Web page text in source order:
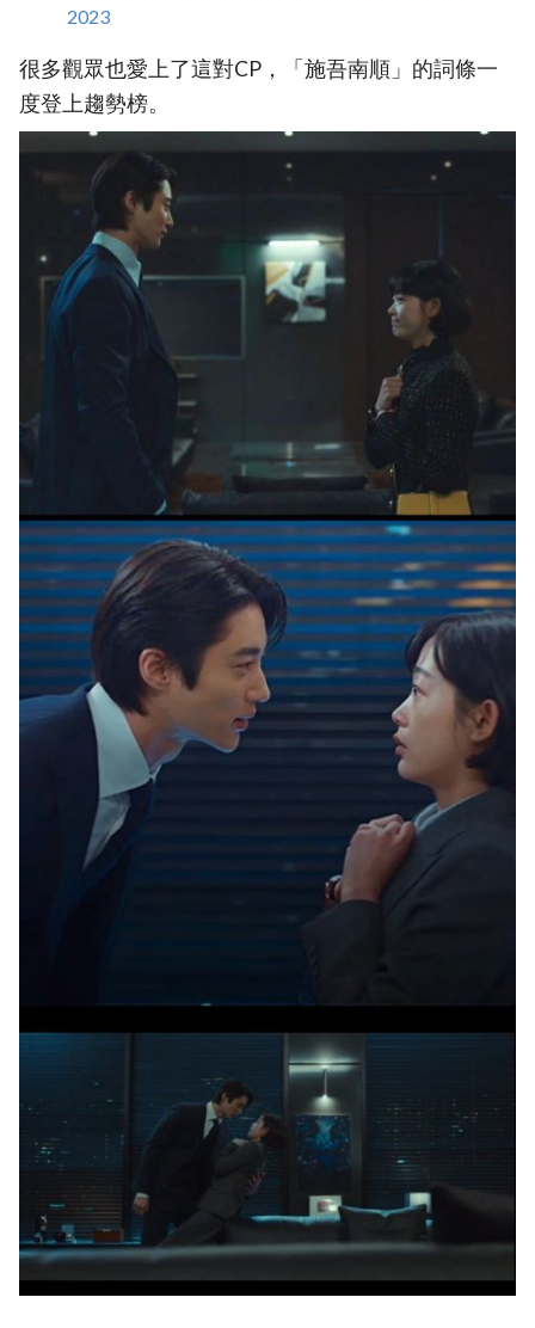
2023
很多觀眾也愛上了這對CP，「施吾南順」的詞條一
度登上趨勢榜。